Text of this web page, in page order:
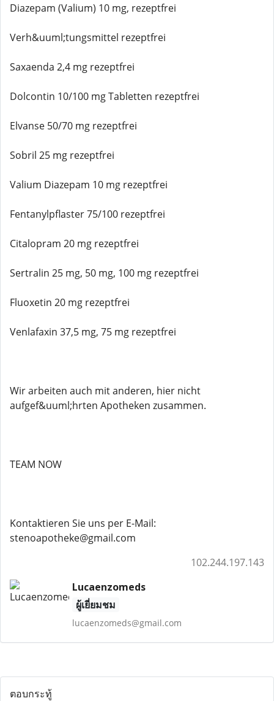
Diazepam (Valium) 10 mg, rezeptfrei
Verh&uuml;tungsmittel rezeptfrei
Saxaenda 2,4 mg rezeptfrei
Dolcontin 10/100 mg Tabletten rezeptfrei
Elvanse 50/70 mg rezeptfrei
Sobril 25 mg rezeptfrei
Valium Diazepam 10 mg rezeptfrei
Fentanylpflaster 75/100 rezeptfrei
Citalopram 20 mg rezeptfrei
Sertralin 25 mg, 50 mg, 100 mg rezeptfrei
Fluoxetin 20 mg rezeptfrei
Venlafaxin 37,5 mg, 75 mg rezeptfrei
Wir arbeiten auch mit anderen, hier nicht
aufgef&uuml;hrten Apotheken zusammen.
TEAM NOW
Kontaktieren Sie uns per E-Mail:
stenoapotheke@gmail.com
102.244.197.143
Lucaenzomeds
ผู้เยี่ยมชม
lucaenzomeds@gmail.com
ตอบกระทู้